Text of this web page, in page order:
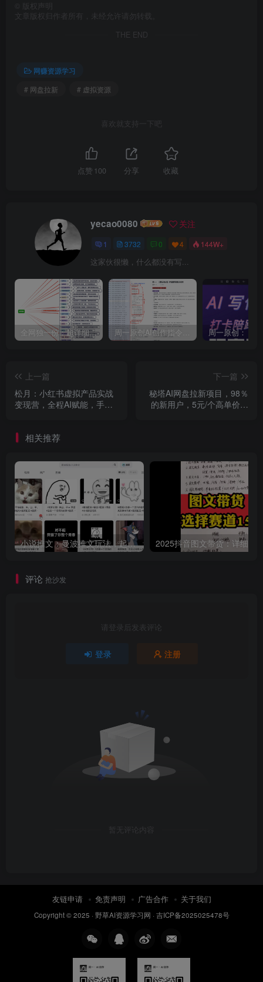
版权声明
文章版权归作者所有，未经允许请勿转载。
THE END
网赚资源学习
# 网盘拉新
# 虚拟资源
喜欢就支持一下吧
点赞 100 分享 收藏
yecao0080 关注
1 3732 0 4 144W+
这家伙很懒，什么都没有写...
全网独一份：超详细的40+个自媒体赛道领域解析手册，让你的内容创作不再局限！ 周一原创AI创作指令词：30+个领域赛道的创作提示词集合
上一篇
松月：小红书虚拟产品实战
变现营，全程AI赋能，手把
下一篇
秘塔AI网盘拉新项目，98％
的新用户，5元/个高单价，
相关推荐
小说推文：曼波推文玩法，起号快，流量猛，一天收益1k+
评论 抢沙发
请登录后发表评论
登录 注册
暂无评论内容
友链申请 免责声明 广告合作 关于我们
Copyright © 2025 · 野草AI资源学习网 · 吉ICP备2025025478号